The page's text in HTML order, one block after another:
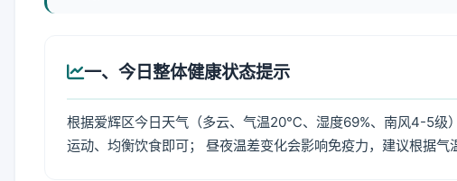
一、今日整体健康状态提示
根据爱辉区今日天气（多云、气温20℃、湿度69%、南风4-5级
运动、均衡饮食即可； 昼夜温差变化会影响免疫力，建议根据气